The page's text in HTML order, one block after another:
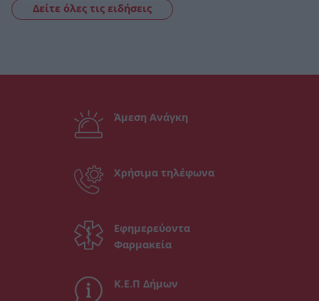
Δείτε όλες τις ειδήσεις
Άμεση Ανάγκη
Χρήσιμα τηλέφωνα
Εφημερεύοντα
Φαρμακεία
Κ.Ε.Π Δήμων